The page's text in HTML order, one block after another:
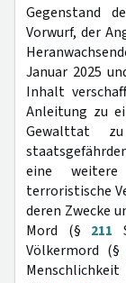
Gegenstand
Vorwurf, der
Januar 2025
Inhalt
Anleitung zu
Gewalttat
eine weitere
terroristische
deren Zwecke
Mord (§ 211
Völkermord (§
Menschlichkeit